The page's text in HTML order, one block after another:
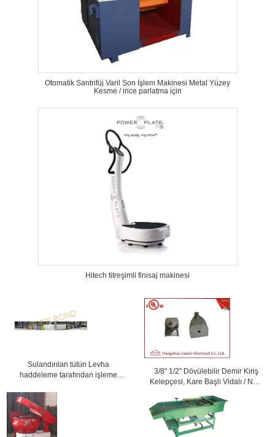
Otomatik Santrifüj Varil Son İşlem Makinesi Metal Yüzey
Kesme / ince parlatma için
Hitech titreşimli finisaj makinesi
Sulandırılan tütün Levha
haddeleme tarafından işleme
3/8" 1/2" Dövülebilir Demir Kiriş
Kelepçesi, Kare Başlı Vidalı / NPT